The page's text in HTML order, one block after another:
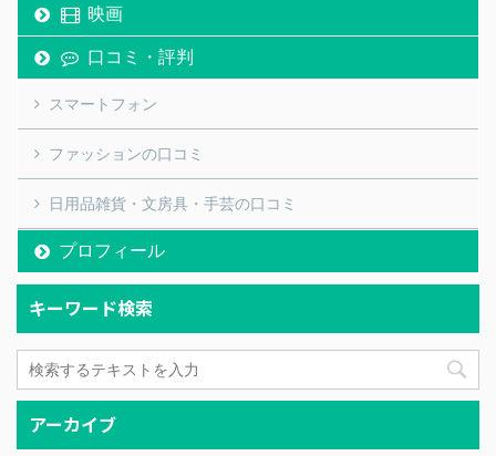
映画
口コミ・評判
スマートフォン
ファッションの口コミ
日用品雑貨・文房具・手芸の口コミ
プロフィール
キーワード検索
アーカイブ